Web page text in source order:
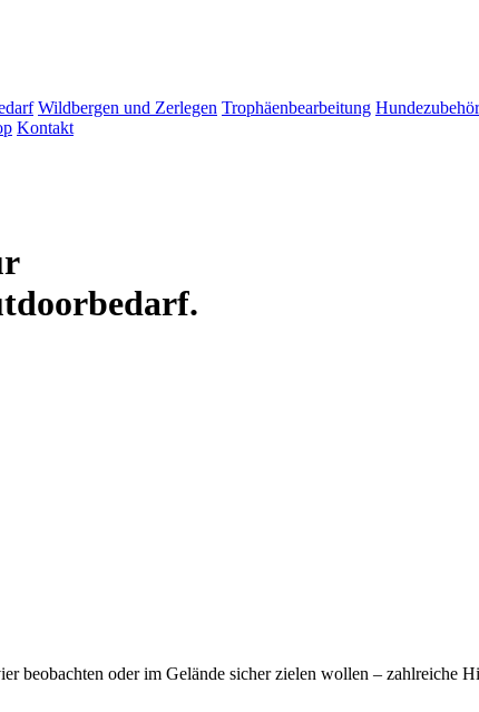
Wildbergen und Zerlegen Trophäenbearbeitung Hundezubehör
Kontakt
beobachten oder im Gelände sicher zielen wollen – zahlreiche